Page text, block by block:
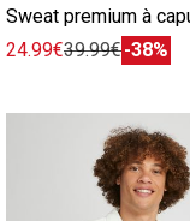
24.99€39.99€-38%